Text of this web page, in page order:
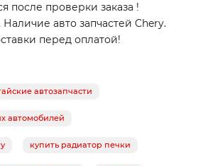
после проверки заказа !
Наличие авто запчастей Chery.
перед оплатой!
автозапчасти
автомобилей
купить радиатор печки